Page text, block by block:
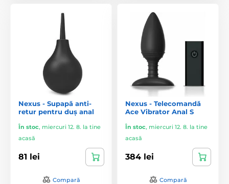
Nexus - Supapă anti-
retur pentru duș anal
În stoc, miercuri 12. 8. la tine
acasă
81 lei
Compară
Nexus - Telecomandă
Ace Vibrator Anal S
În stoc, miercuri 12. 8. la tine
acasă
384 lei
Compară